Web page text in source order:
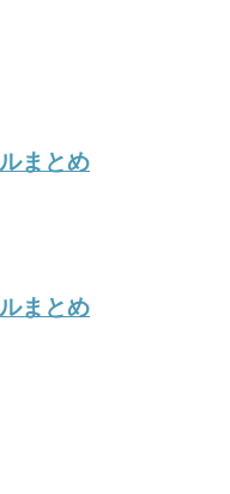
まとめ
まとめ